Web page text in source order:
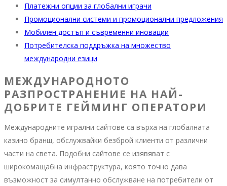
Платежни опции за глобални играчи
Промоционални системи и промоционални предложения
Мобилен достъп и съвременни иновации
Потребителска поддръжка на множество
международни езици
МЕЖДУНАРОДНОТО
РАЗПРОСТРАНЕНИЕ НА НАЙ-
ДОБРИТЕ ГЕЙМИНГ ОПЕРАТОРИ
Международните игрални сайтове са върха на глобалната
казино бранш, обслужвайки безброй клиенти от различни
части на света. Подобни сайтове се изявяват с
широкомащабна инфраструктура, която точно дава
възможност за симултанно обслужване на потребители от